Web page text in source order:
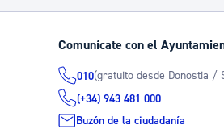
Comunícate con el
010(gratuito desde Donostia /
(+34) 943 481 000
Buzón de la ciudadanía